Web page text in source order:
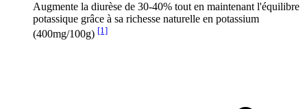
Augmente la diurèse de 30-40% tout en maintenant l'équilibre
potassique grâce à sa richesse naturelle en potassium
(400mg/100g) [1]